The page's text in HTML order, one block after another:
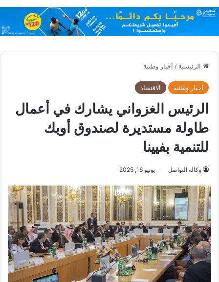
الرئيسية / أخبار وطنية
أخبار وطنية الاقتصاد
الرئيس الغزواني يشارك في أعمال
طاولة مستديرة لصندوق أوبك
للتنمية بفيينا
وكالة التواصل يونيو 16, 2025